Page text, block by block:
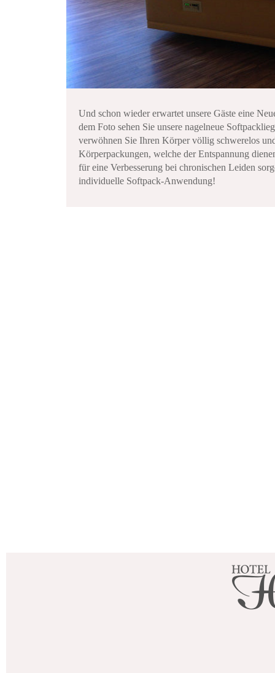
Und schon wieder erwartet unsere Gäste eine
dem Foto sehen Sie unsere nagelneue
verwöhnen Sie Ihren Körper völlig schwerelos
Körperpackungen, welche der Entspannung
für eine Verbesserung bei chronischen Leiden
individuelle Softpack-Anwendung!